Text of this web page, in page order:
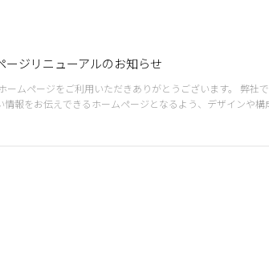
ージリニューアルのお知らせ
いただきありがとうございます。 弊社ではこの度、ホームページをリニューアルいたしました。
情報をお伝えできるホームページとなるよう、デザインや